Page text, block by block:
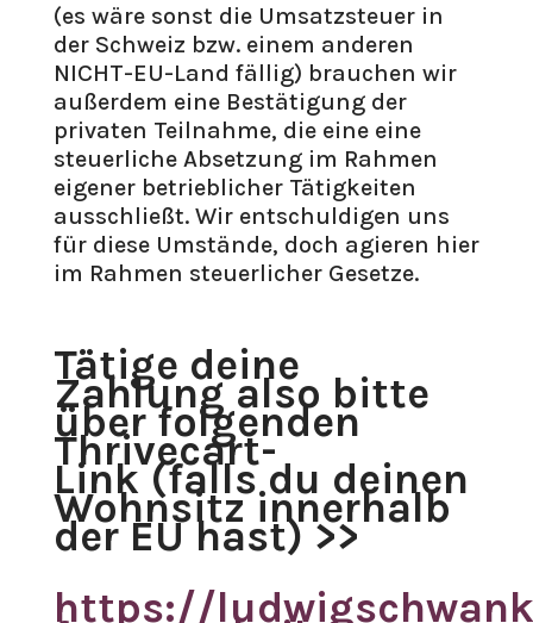
(es wäre sonst die Umsatzsteuer in
der Schweiz bzw. einem anderen
NICHT-EU-Land fällig) brauchen wir
außerdem eine Bestätigung der
privaten Teilnahme, die eine eine
steuerliche Absetzung im Rahmen
eigener betrieblicher Tätigkeiten
ausschließt. Wir entschuldigen uns
für diese Umstände, doch agieren hier
im Rahmen steuerlicher Gesetze.
Tätige deine
Zahlung also bitte
über folgenden
Thrivecart-
Link (falls du deinen
Wohnsitz innerhalb
der EU hast) >>
https://